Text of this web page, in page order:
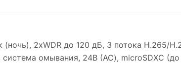
2xWDR до 120 дБ, 3 потока H.265/
омывания, 24В (AC), microSDXC